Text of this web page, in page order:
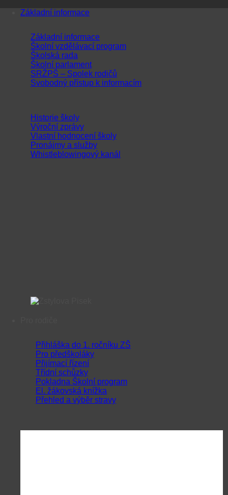
PřeskočitZákladní informace
Základní informace
Školní vzdělávací program
Školská rada
Školní parlament
SRŽPŠ – Spolek rodičů
Svobodný přístup k informacím
Historie školy
Výroční zprávy
Vlastní hodnocení školy
Pronájmy a služby
Whistleblowingový kanál
Přihláška do 1. ročníku ZŠ
Pro předškoláky
Přijímací řízení
Třídní schůzky
Pokladna Školní program
El. žákovská knížka
Přehled a výběr stravy